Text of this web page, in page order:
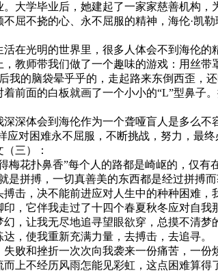
大学毕业后，她建起了一家家慈善机构
屈不挠的心、永不屈服的精神，海伦·凯
在光明的世界里，很多人体会不到海伦的
教师带我们做了一个趣味的游戏：用丝带
我的脑袋晕乎乎的，走起路来东倒西歪，
前面的白板就画了一个小小的“L”型鼻子
深体会到海伦作为一个聋哑盲人是多么不
对困难永不屈服，不断挑战，努力，最终
三）：
梅花扑鼻香”每个人的路都是崎岖的，仅有
是拼搏，一切真善美的东西都是经过拼搏
击，决不能前进应对人生中的种种困难，
，它伴我走过了十四个春夏秋冬应对自我
，让我无尽地追寻望眼欲穿，总摸不清
，使我重新充满力量，去搏击，去追寻。
败和挫折一次次向我袭来一份痛苦，一
上不经历风雨怎能见彩虹，这点困难算